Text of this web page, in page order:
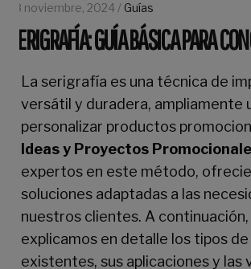
28 noviembre, 2024 / Guías
SERIGRAFÍA: GUÍA BÁSICA PARA
La serigrafía es una técnica de
versátil y duradera, ampliamente
personalizar productos
Ideas y Proyectos
expertos en este método,
soluciones adaptadas a las
nuestros clientes. A continuación,
explicamos en detalle los tipos
existentes, sus aplicaciones y las